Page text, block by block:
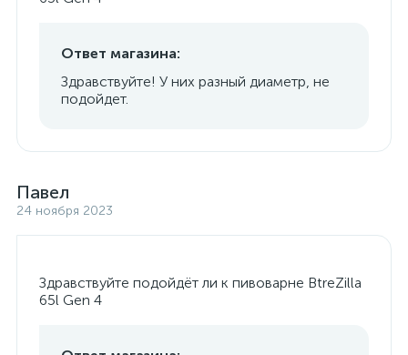
Ответ магазина:
Здравствуйте! У них разный диаметр, не
подойдет.
Павел
24 ноября 2023
Здравствуйте подойдёт ли к пивоварне BtreZilla
65l Gen 4